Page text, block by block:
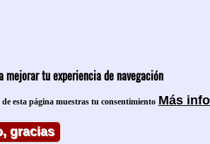
mejorar tu experiencia de navegación
esta página muestras tu consentimiento Más
gracias